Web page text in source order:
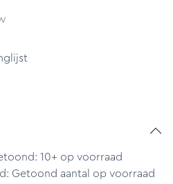
10+ op voorraad
Getoond aantal op voorraad